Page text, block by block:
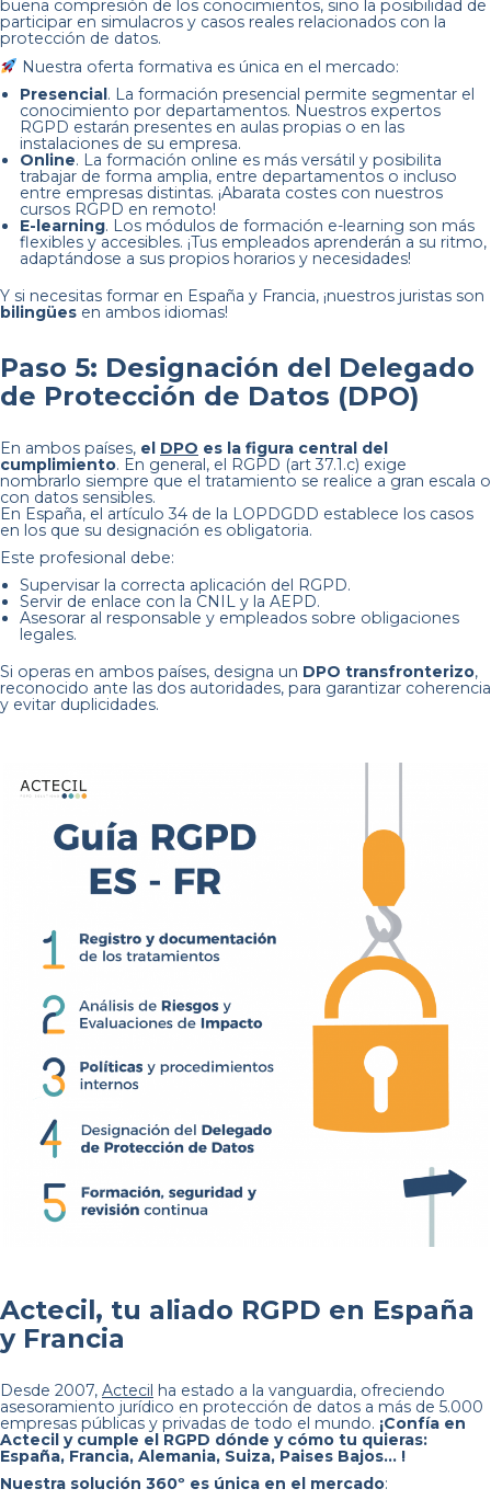
buena compresión de los conocimientos, sino la posibilidad de
participar en simulacros y casos reales relacionados con la
protección de datos.
Nuestra oferta formativa es única en el mercado:
Presencial. La formación presencial permite segmentar el
conocimiento por departamentos. Nuestros expertos
RGPD estarán presentes en aulas propias o en las
instalaciones de su empresa.
Online. La formación online es más versátil y posibilita
trabajar de forma amplia, entre departamentos o incluso
entre empresas distintas. ¡Abarata costes con nuestros
cursos RGPD en remoto!
E-learning. Los módulos de formación e-learning son más
flexibles y accesibles. ¡Tus empleados aprenderán a su ritmo,
adaptándose a sus propios horarios y necesidades!
Y si necesitas formar en España y Francia, ¡nuestros juristas son
bilingües en ambos idiomas!
Paso 5: Designación del Delegado
de Protección de Datos (DPO)
En ambos países, el DPO es la figura central del
cumplimiento. En general, el RGPD (art 37.1.c) exige
nombrarlo siempre que el tratamiento se realice a gran escala o
con datos sensibles.
En España, el artículo 34 de la LOPDGDD establece los casos
en los que su designación es obligatoria.
Este profesional debe:
Supervisar la correcta aplicación del RGPD.
Servir de enlace con la CNIL y la AEPD.
Asesorar al responsable y empleados sobre obligaciones
legales.
Si operas en ambos países, designa un DPO transfronterizo,
reconocido ante las dos autoridades, para garantizar coherencia
y evitar duplicidades.
Actecil, tu aliado RGPD en España
y Francia
Desde 2007, Actecil ha estado a la vanguardia, ofreciendo
asesoramiento jurídico en protección de datos a más de 5.000
empresas públicas y privadas de todo el mundo. ¡Confía en
Actecil y cumple el RGPD dónde y cómo tu quieras:
España, Francia, Alemania, Suiza, Paises Bajos… !
Nuestra solución 360º es única en el mercado: